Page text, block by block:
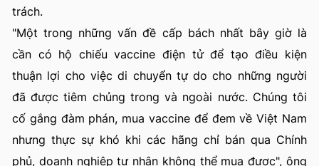
trách.
"Một trong những vấn đề cấp bách nhất bây giờ là
cần có hộ chiếu vaccine điện tử để tạo điều kiện
thuận lợi cho việc di chuyển tự do cho những người
đã được tiêm chủng trong và ngoài nước. Chúng tôi
cố gắng đàm phán, mua vaccine để đem về Việt Nam
nhưng thực sự khó khi các hãng chỉ bán qua Chính
phủ, doanh nghiệp tư nhân không thể mua được", ông